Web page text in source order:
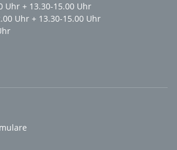
Uhr + 13.30-15.00 Uhr
Uhr + 13.30-15.00 Uhr